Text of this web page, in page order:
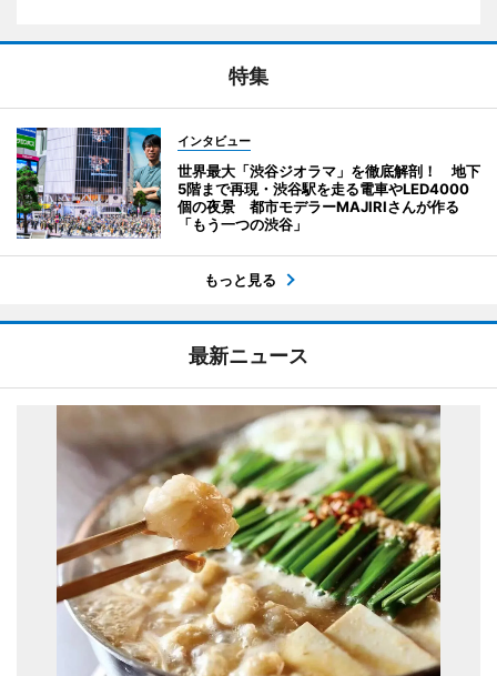
特集
インタビュー
世界最大「渋谷ジオラマ」を徹底解剖！ 地下
5階まで再現・渋谷駅を走る電車やLED4000
個の夜景 都市モデラーMAJIRIさんが作る
「もう一つの渋谷」
もっと見る
最新ニュース